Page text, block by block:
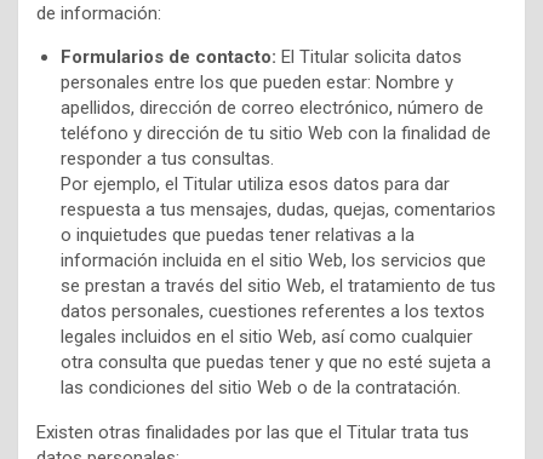
de información:
Formularios de contacto: El Titular solicita datos
personales entre los que pueden estar: Nombre y
apellidos, dirección de correo electrónico, número de
teléfono y dirección de tu sitio Web con la finalidad de
responder a tus consultas.
Por ejemplo, el Titular utiliza esos datos para dar
respuesta a tus mensajes, dudas, quejas, comentarios
o inquietudes que puedas tener relativas a la
información incluida en el sitio Web, los servicios que
se prestan a través del sitio Web, el tratamiento de tus
datos personales, cuestiones referentes a los textos
legales incluidos en el sitio Web, así como cualquier
otra consulta que puedas tener y que no esté sujeta a
las condiciones del sitio Web o de la contratación.
Existen otras finalidades por las que el Titular trata tus